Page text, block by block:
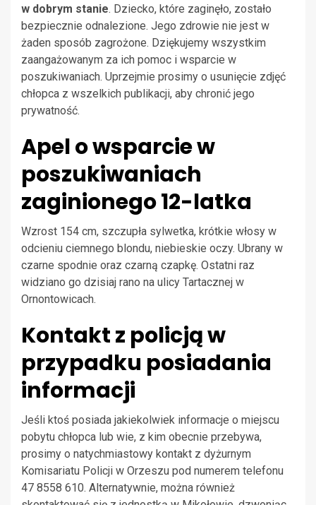
w dobrym stanie. Dziecko, które zaginęło, zostało
bezpiecznie odnalezione. Jego zdrowie nie jest w
żaden sposób zagrożone. Dziękujemy wszystkim
zaangażowanym za ich pomoc i wsparcie w
poszukiwaniach. Uprzejmie prosimy o usunięcie zdjęć
chłopca z wszelkich publikacji, aby chronić jego
prywatność.
Apel o wsparcie w
poszukiwaniach
zaginionego 12-latka
Wzrost 154 cm, szczupła sylwetka, krótkie włosy w
odcieniu ciemnego blondu, niebieskie oczy. Ubrany w
czarne spodnie oraz czarną czapkę. Ostatni raz
widziano go dzisiaj rano na ulicy Tartacznej w
Ornontowicach.
Kontakt z policją w
przypadku posiadania
informacji
Jeśli ktoś posiada jakiekolwiek informacje o miejscu
pobytu chłopca lub wie, z kim obecnie przebywa,
prosimy o natychmiastowy kontakt z dyżurnym
Komisariatu Policji w Orzeszu pod numerem telefonu
47 8558 610. Alternatywnie, można również